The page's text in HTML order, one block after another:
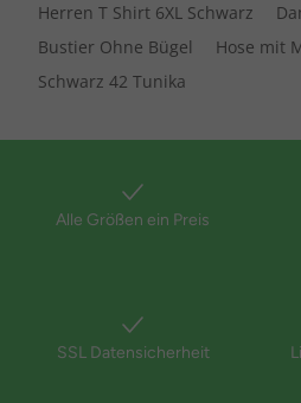
Herren T Shirt 6XL Schwarz
Bustier Ohne Bügel
Hose mit
Schwarz 42 Tunika
Alle Größen ein Preis
SSL Datensicherheit